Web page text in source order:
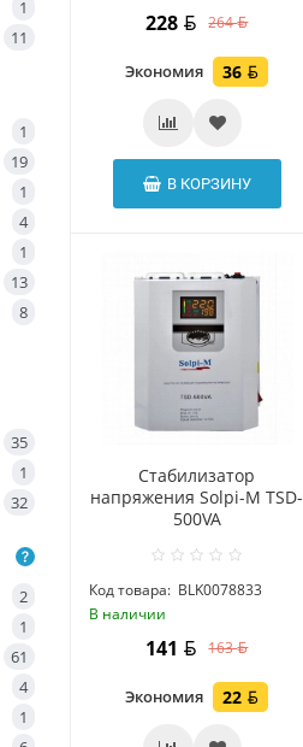
1
11
1
19
1
4
1
13
8
35
1
32
2
1
61
4
1
228 264
Экономия 36
В КОРЗИНУ
Стабилизатор
напряжения Solpi-M TSD-
500VA
Код товара: BLK0078833
В наличии
141 163
Экономия 22